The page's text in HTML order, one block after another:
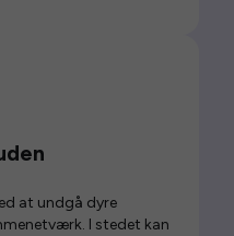
at undgå dyre
I stedet kan